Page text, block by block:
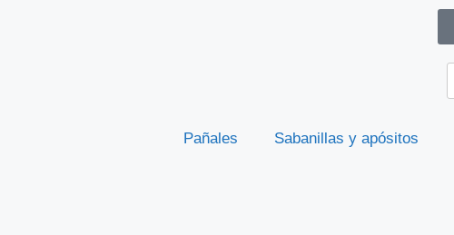
Pañales Sabanillas y apósitos